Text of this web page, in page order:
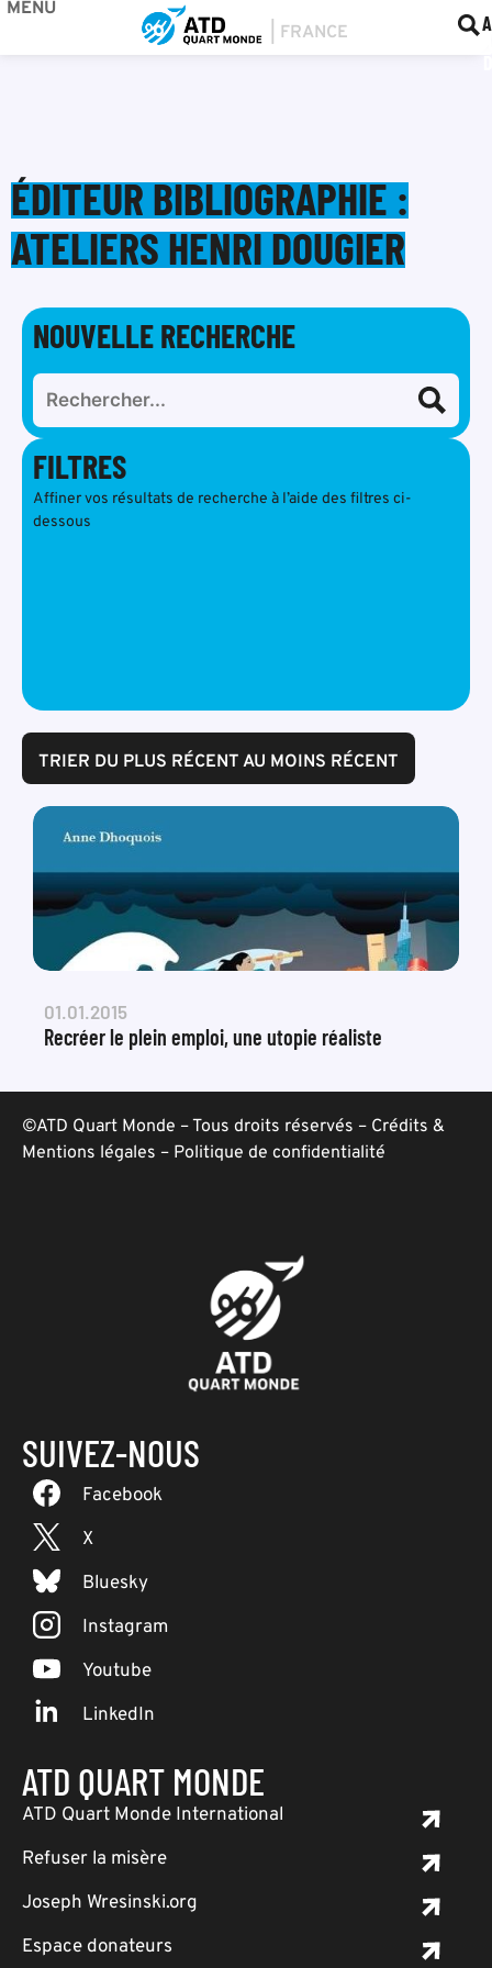
MENU
ÉDITEUR BIBLIOGRAPHIE :
ATELIERS HENRI DOUGIER
NOUVELLE RECHERCHE
FILTRES
Affiner vos résultats de recherche à l’aide des filtres ci-
dessous
TRIER DU PLUS RÉCENT AU MOINS RÉCENT
01.01.2015
Recréer le plein emploi, une utopie réaliste
©ATD Quart Monde – Tous droits réservés – Crédits &
Mentions légales – Politique de confidentialité
SUIVEZ-NOUS
Facebook
X
Bluesky
Instagram
Youtube
LinkedIn
ATD QUART MONDE
ATD Quart Monde International
Refuser la misère
Joseph Wresinski.org
Espace donateurs